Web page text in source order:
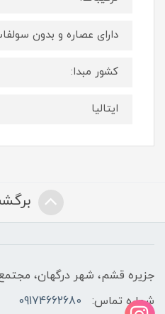
دارای عصاره و بدون
کشور مبدا:
ایتالیا
جزیره قشم، شهر درگهان، مجتمع
شماره تماس:
09174662680